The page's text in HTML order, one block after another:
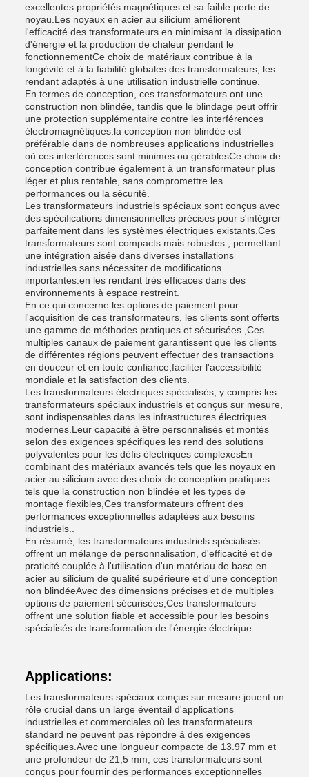
excellentes propriétés magnétiques et sa faible perte de
noyau.Les noyaux en acier au silicium améliorent
l'efficacité des transformateurs en minimisant la dissipation
d'énergie et la production de chaleur pendant le
fonctionnementCe choix de matériaux contribue à la
longévité et à la fiabilité globales des transformateurs, les
rendant adaptés à une utilisation industrielle continue.
En termes de conception, ces transformateurs ont une
construction non blindée, tandis que le blindage peut offrir
une protection supplémentaire contre les interférences
électromagnétiques.la conception non blindée est
préférable dans de nombreuses applications industrielles
où ces interférences sont minimes ou gérablesCe choix de
conception contribue également à un transformateur plus
léger et plus rentable, sans compromettre les
performances ou la sécurité.
Les transformateurs industriels spéciaux sont conçus avec
des spécifications dimensionnelles précises pour s'intégrer
parfaitement dans les systèmes électriques existants.Ces
transformateurs sont compacts mais robustes., permettant
une intégration aisée dans diverses installations
industrielles sans nécessiter de modifications
importantes.en les rendant très efficaces dans des
environnements à espace restreint.
En ce qui concerne les options de paiement pour
l'acquisition de ces transformateurs, les clients sont offerts
une gamme de méthodes pratiques et sécurisées.,Ces
multiples canaux de paiement garantissent que les clients
de différentes régions peuvent effectuer des transactions
en douceur et en toute confiance,faciliter l'accessibilité
mondiale et la satisfaction des clients.
Les transformateurs électriques spécialisés, y compris les
transformateurs spéciaux industriels et conçus sur mesure,
sont indispensables dans les infrastructures électriques
modernes.Leur capacité à être personnalisés et montés
selon des exigences spécifiques les rend des solutions
polyvalentes pour les défis électriques complexesEn
combinant des matériaux avancés tels que les noyaux en
acier au silicium avec des choix de conception pratiques
tels que la construction non blindée et les types de
montage flexibles,Ces transformateurs offrent des
performances exceptionnelles adaptées aux besoins
industriels..
En résumé, les transformateurs industriels spécialisés
offrent un mélange de personnalisation, d'efficacité et de
praticité.couplée à l'utilisation d'un matériau de base en
acier au silicium de qualité supérieure et d'une conception
non blindéeAvec des dimensions précises et de multiples
options de paiement sécurisées,Ces transformateurs
offrent une solution fiable et accessible pour les besoins
spécialisés de transformation de l'énergie électrique.
Applications:
Les transformateurs spéciaux conçus sur mesure jouent un
rôle crucial dans un large éventail d'applications
industrielles et commerciales où les transformateurs
standard ne peuvent pas répondre à des exigences
spécifiques.Avec une longueur compacte de 13.97 mm et
une profondeur de 21,5 mm, ces transformateurs sont
conçus pour fournir des performances exceptionnelles